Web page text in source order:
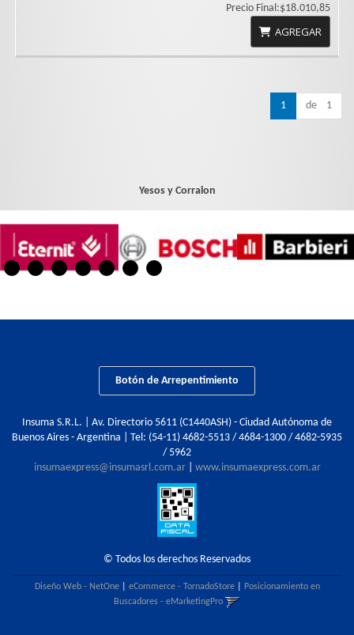
Precio Final:$18.010,85
AGREGAR
1 de 1
Yesos y Corralon
Botón de Arrepentimiento
Insuma S.R.L. | Av. Directorio 5611 (C1440ASH) - Ciudad Autónoma de
Buenos Aires - Argentina | Tel: (54-11) 4682-5513 / 4684-1300 / 4682-5935
/ 5962
insumaexpress@insumasrl.com.ar| www.insumaexpress.com.ar
© Todos los derechos Reservados
Diseño Web - NetOne| eCommerce - TornadoStore|
Posicionamiento en
Buscadores - eMarketingPro